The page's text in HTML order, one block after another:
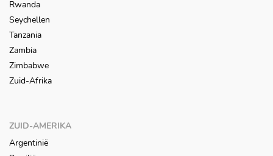
Rwanda
Seychellen
Tanzania
Zambia
Zimbabwe
Zuid-Afrika
ZUID-AMERIKA
Argentinië